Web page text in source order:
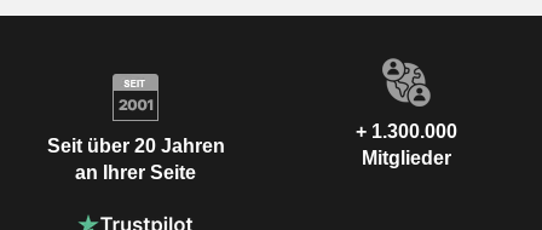
Seit über 20 Jahren
an Ihrer Seite
+ 1.300.000
Mitglieder